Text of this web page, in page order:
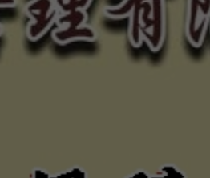
合理合法、正規
憑據的債權！